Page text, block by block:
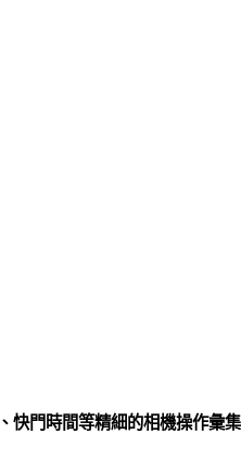
快門時間等精細的相機操作彙集